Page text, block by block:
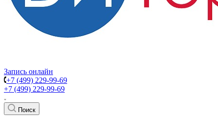
Запись онлайн
+7 (499) 229-99-69
+7 (499) 229-99-69
Поиск